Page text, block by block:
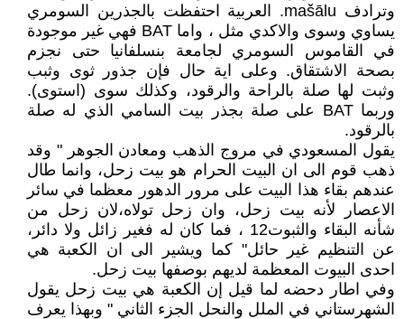
وترادف mašālu. العربية احتفظت بالجذرين السومري
يساوي وسوى والاكدي مثل ، واما BAT فهي غير موجودة
في القاموس السومري لجامعة بنسلفانيا حتى نجزم
بصحة الاشتقاق. وعلى اية حال فإن جذور ثوى وثبب
وثبت لها صلة بالراحة والرقود، وكذلك سوى (استوى).
وربما BAT على صلة بجذر بيت السامي الذي له صلة
بالرقود.
يقول المسعودي في مروج الذهب ومعادن الجوهر " وقد
ذهب قوم الى ان البيت الحرام هو بيت زحل، وانما طال
عندهم بقاء هذا البيت على مرور الدهور معظما في سائر
الاعصار لأنه بيت زحل، وان زحل تولاه،لان زحل من
شأنه البقاء والثبوت12 ، فما كان له فغير زائل ولا دائر،
عن التنظيم غير حائل" كما ويشير الى ان الكعبة هي
احدى البيوت المعظمة لديهم بوصفها بيت زحل.
وفي اطار دحضه لما قيل إن الكعبة هي بيت زحل يقول
الشهرستاني في الملل والنحل الجزء الثاني " وبهذا يعرف